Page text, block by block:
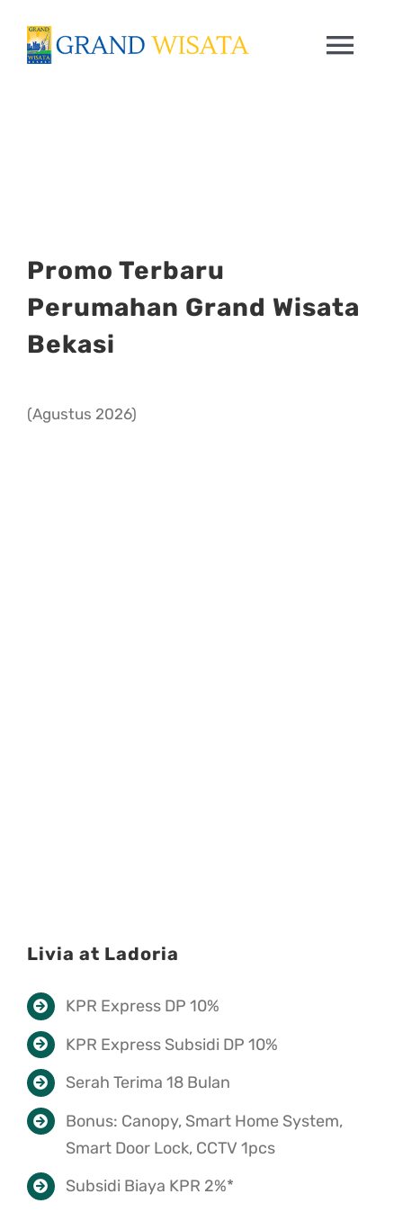
TRENDING
Promo Terbaru
Perumahan Grand Wisata
Bekasi
(Agustus 2026)
Livia at Ladoria
KPR Express DP 10%
KPR Express Subsidi DP 10%
Serah Terima 18 Bulan
Bonus: Canopy, Smart Home System,
Smart Door Lock, CCTV 1pcs
Subsidi Biaya KPR 2%*